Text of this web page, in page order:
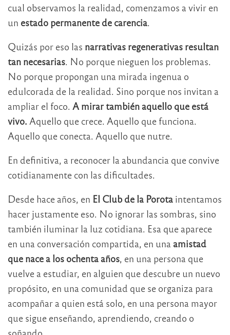
cual observamos la realidad, comenzamos a vivir en
un estado permanente de carencia.
Quizás por eso las narrativas regenerativas resultan
tan necesarias. No porque nieguen los problemas.
No porque propongan una mirada ingenua o
edulcorada de la realidad. Sino porque nos invitan a
ampliar el foco. A mirar también aquello que está
vivo. Aquello que crece. Aquello que funciona.
Aquello que conecta. Aquello que nutre.
En definitiva, a reconocer la abundancia que convive
cotidianamente con las dificultades.
Desde hace años, en El Club de la Porota intentamos
hacer justamente eso. No ignorar las sombras, sino
también iluminar la luz cotidiana. Esa que aparece
en una conversación compartida, en una amistad
que nace a los ochenta años, en una persona que
vuelve a estudiar, en alguien que descubre un nuevo
propósito, en una comunidad que se organiza para
acompañar a quien está solo, en una persona mayor
que sigue enseñando, aprendiendo, creando o